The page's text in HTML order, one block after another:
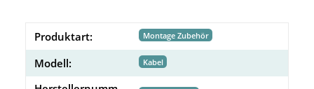
Produktart: Montage Zubehör
Modell: Kabel